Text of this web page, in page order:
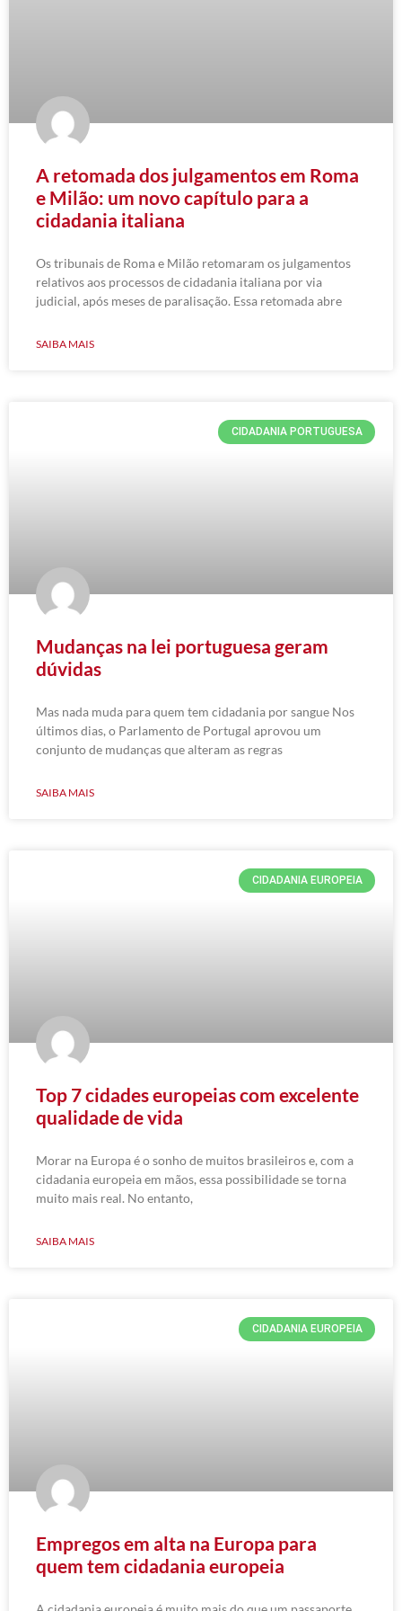
A retomada dos julgamentos em Roma
e Milão: um novo capítulo para a
cidadania italiana
Os tribunais de Roma e Milão retomaram os julgamentos
relativos aos processos de cidadania italiana por via
judicial, após meses de paralisação. Essa retomada abre
SAIBA MAIS
CIDADANIA PORTUGUESA
Mudanças na lei portuguesa geram
dúvidas
Mas nada muda para quem tem cidadania por sangue Nos
últimos dias, o Parlamento de Portugal aprovou um
conjunto de mudanças que alteram as regras
SAIBA MAIS
CIDADANIA EUROPEIA
Top 7 cidades europeias com excelente
qualidade de vida
Morar na Europa é o sonho de muitos brasileiros e, com a
cidadania europeia em mãos, essa possibilidade se torna
muito mais real. No entanto,
SAIBA MAIS
CIDADANIA EUROPEIA
Empregos em alta na Europa para
quem tem cidadania europeia